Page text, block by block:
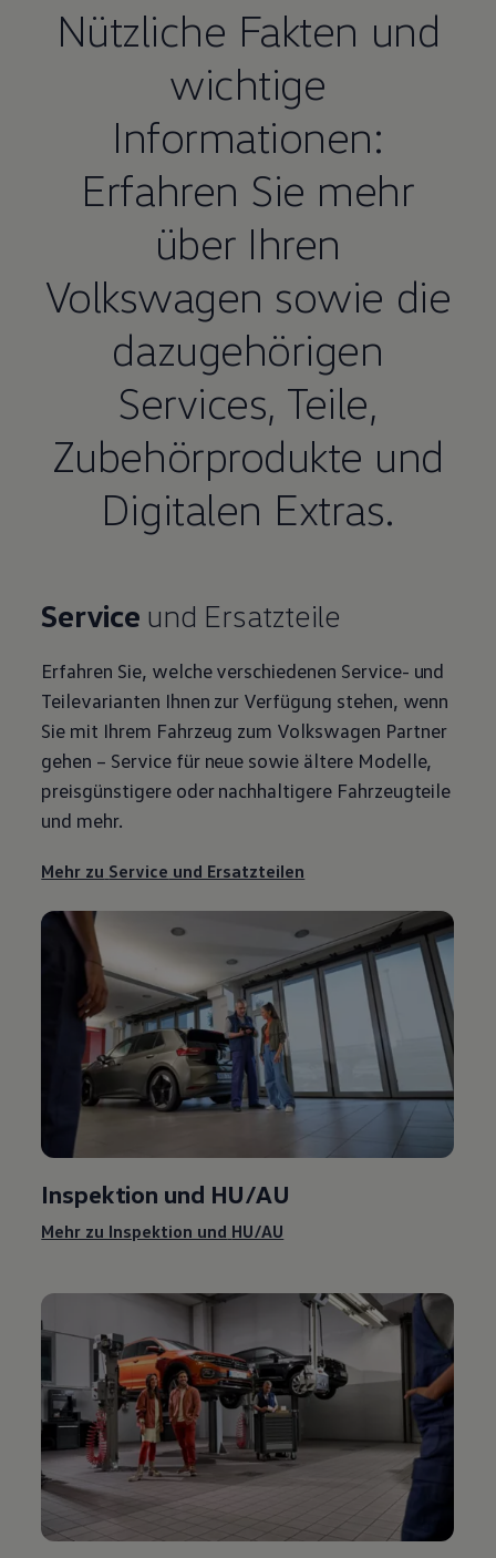
Nützliche Fakten und
wichtige
Informationen:
Erfahren Sie mehr
über Ihren
Volkswagen sowie die
dazugehörigen
Services, Teile,
Zubehörprodukte und
Digitalen Extras.
Service und Ersatzteile
Erfahren Sie, welche verschiedenen Service- und
Teilevarianten Ihnen zur Verfügung stehen, wenn
Sie mit Ihrem Fahrzeug zum Volkswagen Partner
gehen – Servicefür neue sowie ältere Modelle,
preisgünstigere oder nachhaltigere Fahrzeugteile
und mehr.
Mehr zu Service und Ersatzteilen
Inspektion und HU/AU
Mehr zu Inspektion und HU/AU